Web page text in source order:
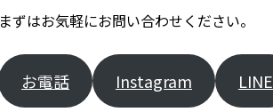
まずはお気軽にお問い合わせください。
お電話 Instagram LINE